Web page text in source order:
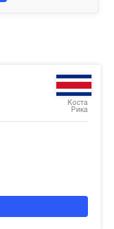
Коста
Рика